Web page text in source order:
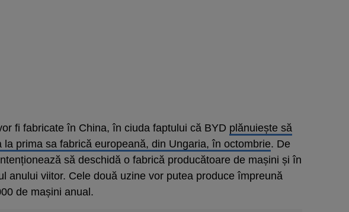
fi fabricate în China, în ciuda faptului că BYD plănuiește să
la prima sa fabrică europeană, din Ungaria, în octombrie. De
să deschidă o fabrică producătoare de mașini și în
anului viitor. Cele două uzine vor putea produce împreună
de mașini anual.